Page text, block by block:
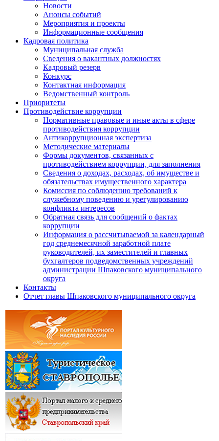
Новости
Анонсы событий
Мероприятия и проекты
Информационные сообщения
Кадровая политика
Муниципальная служба
Сведения о вакантных должностях
Кадровый резерв
Конкурс
Контактная информация
Ведомственный контроль
Приоритеты
Противодействие коррупции
Нормативные правовые и иные акты в сфере
противодействия коррупции
Антикоррупционная экспертиза
Методические материалы
Формы документов, связанных с
противодействием коррупции, для заполнения
Сведения о доходах, расходах, об имуществе и
обязательствах имущественного характера
Комиссия по соблюдению требований к
служебному поведению и урегулированию
конфликта интересов
Обратная связь для сообщений о фактах
коррупции
Информация о рассчитываемой за календарный
год среднемесячной заработной плате
руководителей, их заместителей и главных
бухгалтеров подведомственных учреждений
администрации Шпаковского муниципального
округа
Контакты
Отчет главы Шпаковского муниципального округа